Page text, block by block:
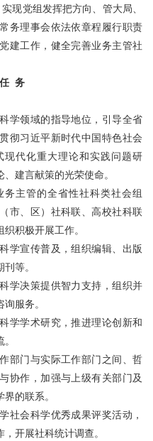
现党组发挥把方向、管大局、
务理事会依法依章程履行职责
建工作，健全完善业务主管社
务
学领域的指导地位，引导全省
彻习近平新时代中国特色社会
现代化重大理论和实践问题研
建言献策的光荣使命。
务主管的全省性社科类社会组
市、区）社科联、高校社科联
积极开展工作。
学宣传普及，组织编辑、出版
等。
学决策提供智力支持，组织并
服务。
学学术研究，推进理论创新和
部门与实际工作部门之间、哲
协作，加强与上级有关部门及
的联系。
社会科学优秀成果评奖活动，
开展社科统计调查。